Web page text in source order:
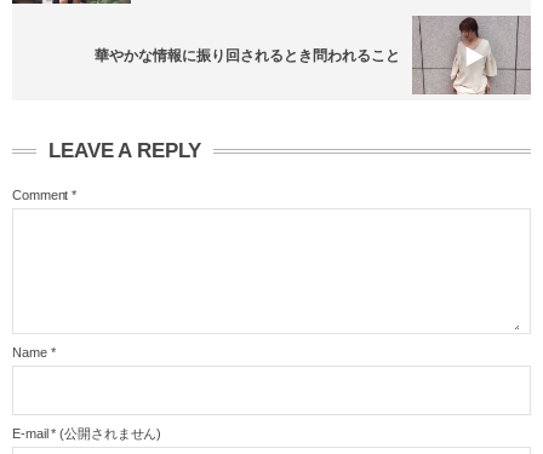
華やかな情報に振り回されるとき問われること
LEAVE A REPLY
Comment *
Name *
E-mail * (公開されません)